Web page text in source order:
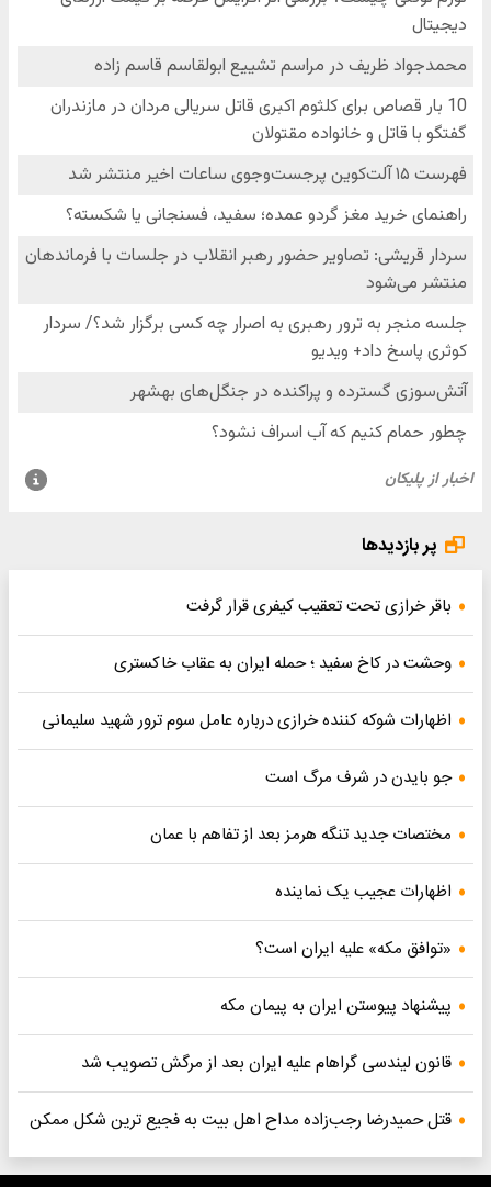
پر بازدیدها
باقر خرازی تحت تعقیب کیفری قرار گرفت
وحشت در کاخ سفید ؛ حمله ایران به عقاب خاکستری
اظهارات شوکه کننده خرازی درباره عامل سوم ترور شهید سلیمانی
جو بایدن در شرف مرگ است
مختصات جدید تنگه هرمز بعد از تفاهم با عمان
اظهارات عجیب یک نماینده
«توافق مکه» علیه ایران است؟
پیشنهاد پیوستن ایران به پیمان مکه
قانون لیندسی گراهام علیه ایران بعد از مرگش تصویب شد
قتل حمیدرضا رجب‌زاده مداح اهل بیت به فجیع ترین شکل ممکن